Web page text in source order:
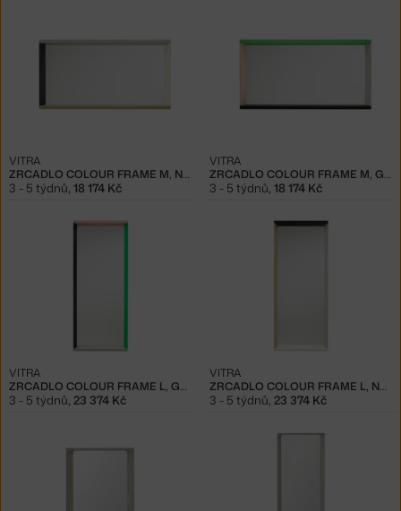
ZRCADLO COLOUR FRAME M, NEUTRAL
VITRA
3 - 5 týdnů, 18 174 Kč
ZRCADLO COLOUR FRAME M, GREEN/PINK
VITRA
3 - 5 týdnů, 18 174 Kč
ZRCADLO COLOUR FRAME L, GREEN/PINK
VITRA
3 - 5 týdnů, 23 374 Kč
ZRCADLO COLOUR FRAME L, NEUTRAL
VITRA
3 - 5 týdnů, 23 374 Kč